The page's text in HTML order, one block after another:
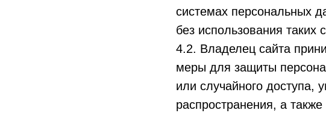
системах персональных
без использования таких
4.2. Владелец сайта
меры для защиты
или случайного доступа,
распространения, а